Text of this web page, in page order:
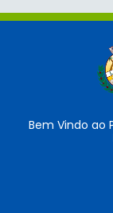
Bem Vindo ao